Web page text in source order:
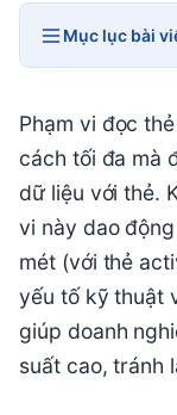
Mục lục bài
Phạm vi đọc
cách tối đa mà
dữ liệu với thẻ.
vi này dao
mét (với thẻ
yếu tố kỹ thuật
giúp doanh
suất cao, tránh